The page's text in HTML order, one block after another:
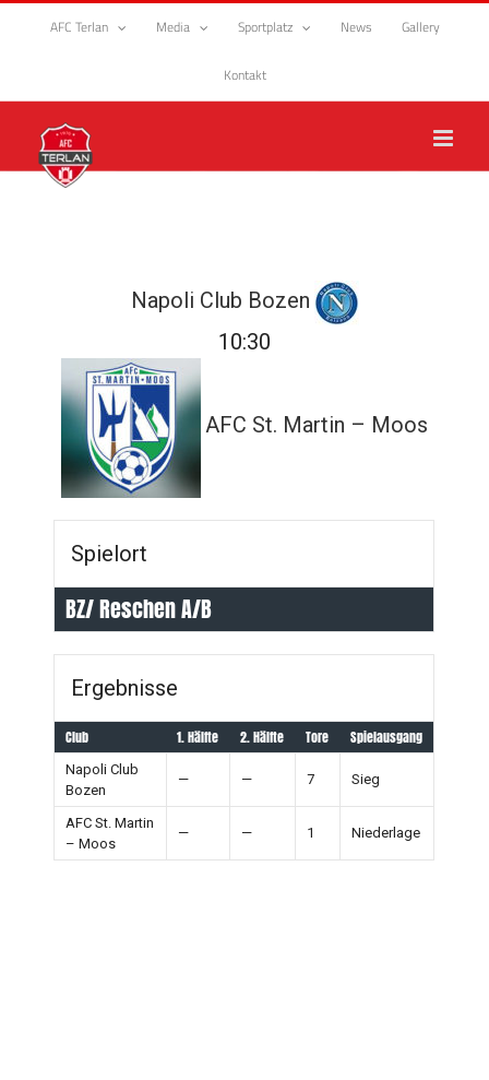
Zum
AFC Terlan Media Sportplatz News Gallery
Kontakt
Napoli Club Bozen
10:30
AFC St. Martin – Moos
Spielort
BZ/ Reschen A/B
Ergebnisse
Club 1. Hälfte 2. Hälfte Tore Spielausgang
Napoli Club
Bozen
— — 7 Sieg
AFC St. Martin
– Moos
— — 1 Niederlage